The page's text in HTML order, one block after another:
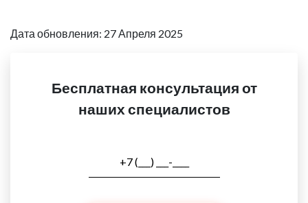
Дата обновления: 27 Апреля 2025
Бесплатная консультация от
наших специалистов